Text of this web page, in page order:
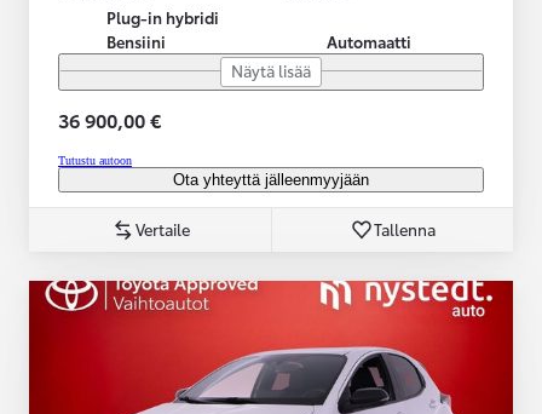
Plug-in hybridi
Bensiini
Automaatti
Näytä lisää
36 900,00 €
Tutustu autoon
Ota yhteyttä jälleenmyyjään
Vertaile Tallenna